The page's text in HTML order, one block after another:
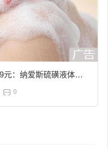
元：纳爱斯硫磺液体香
0